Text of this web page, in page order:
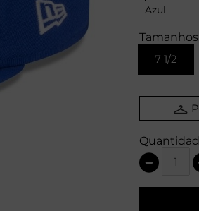
Azul
7 1/2